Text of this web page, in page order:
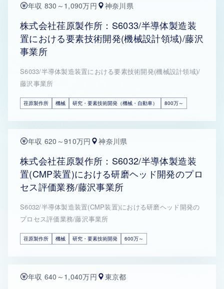
年収 830～1,090万円 神奈川県
株式会社荏原製作所：S6033/半導体製造装
置における要素技術開発(機械設計領域)/藤沢
事業所
S6033/半導体製造装置における要素技術開発(機械設計領域)/
藤沢事業所
荏原製作所 機械 研究・要素技術開発（機械・自動車） 800万～
年収 620～910万円 神奈川県
株式会社荏原製作所：S6032/半導体製造装
置(CMP装置)における研磨ヘッド開発のプロ
セス評価業務/藤沢事業所
S6032/半導体製造装置(CMP装置)における研磨ヘッド開発の
プロセス評価業務/藤沢事業所
荏原製作所 機械 研究・要素技術開発 600万～
年収 640～1,040万円 東京都